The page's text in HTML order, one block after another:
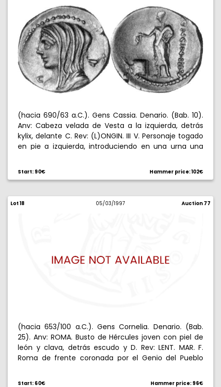
(hacia 690/63 a.C.). Gens Cassia. Denario. (Bab. 10).
Anv: Cabeza velada de Vesta a la izquierda, detrás
kylix, delante C. Rev: (L)ONGIN. III V. Personaje togado
en pie a izquierda, introduciendo en una urna una
Start: 90€ Hammer price: 102€
Lot 18 05/03/1997 Auction 77
(hacia 653/100 a.C.). Gens Cornelia. Denario. (Bab.
25). Anv: ROMA. Busto de Hércules joven con piel de
león y clava, detrás escudo y D. Rev: LENT. MAR. F.
Roma de frente coronada por el Genio del Pueblo
MBC+/MBC.
Start: 60€ Hammer price: 96€